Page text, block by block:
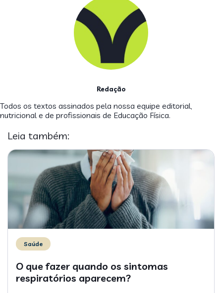
Redação
Todos os textos assinados pela nossa equipe editorial,
nutricional e de profissionais de Educação Física.
Leia também:
Saúde
O que fazer quando os sintomas
respiratórios aparecem?